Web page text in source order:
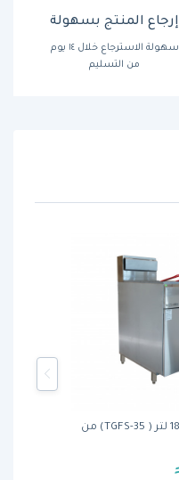
إرجاع المنتج بسهولة
سهولة الاسترجاع خلال ١٤ يوم
من التسليم
قلاية الغاز بسعة 18 لتر ( TGFS-35) من